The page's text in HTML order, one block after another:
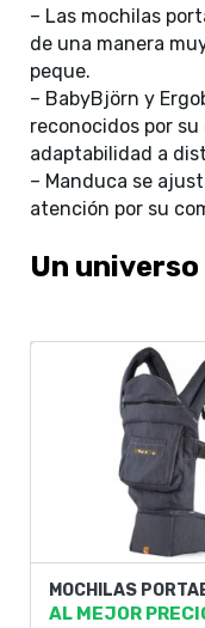
– Las mochilas
de una manera
peque.
– BabyBjörn y
reconocidos por
adaptabilidad a
– Manduca se
atención por su
Un
MOCHILAS
AL MEJOR